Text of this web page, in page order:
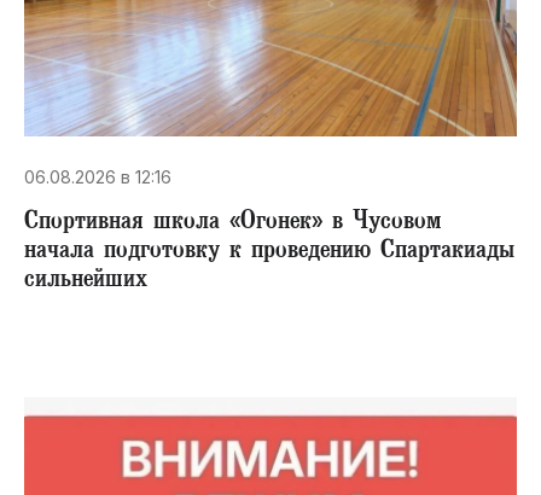
06.08.2026 в 12:16
Спортивная школа «Огонек» в Чусовом
начала подготовку к проведению Спартакиады
сильнейших